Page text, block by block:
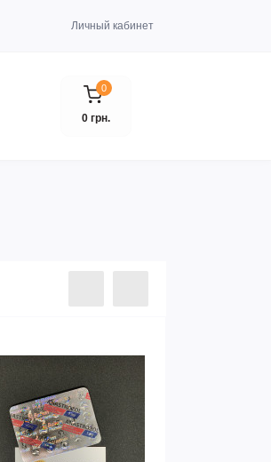
Личный кабинет
0
0 грн.